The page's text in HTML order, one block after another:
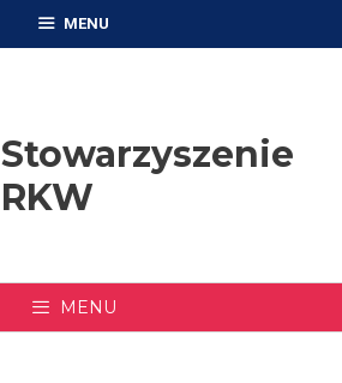
MENU
Stowarzyszenie
RKW
MENU